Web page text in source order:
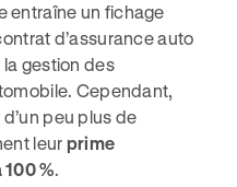
entraîne un fichage
d’assurance auto
la gestion des
Cependant,
peu plus de
leur prime
%.